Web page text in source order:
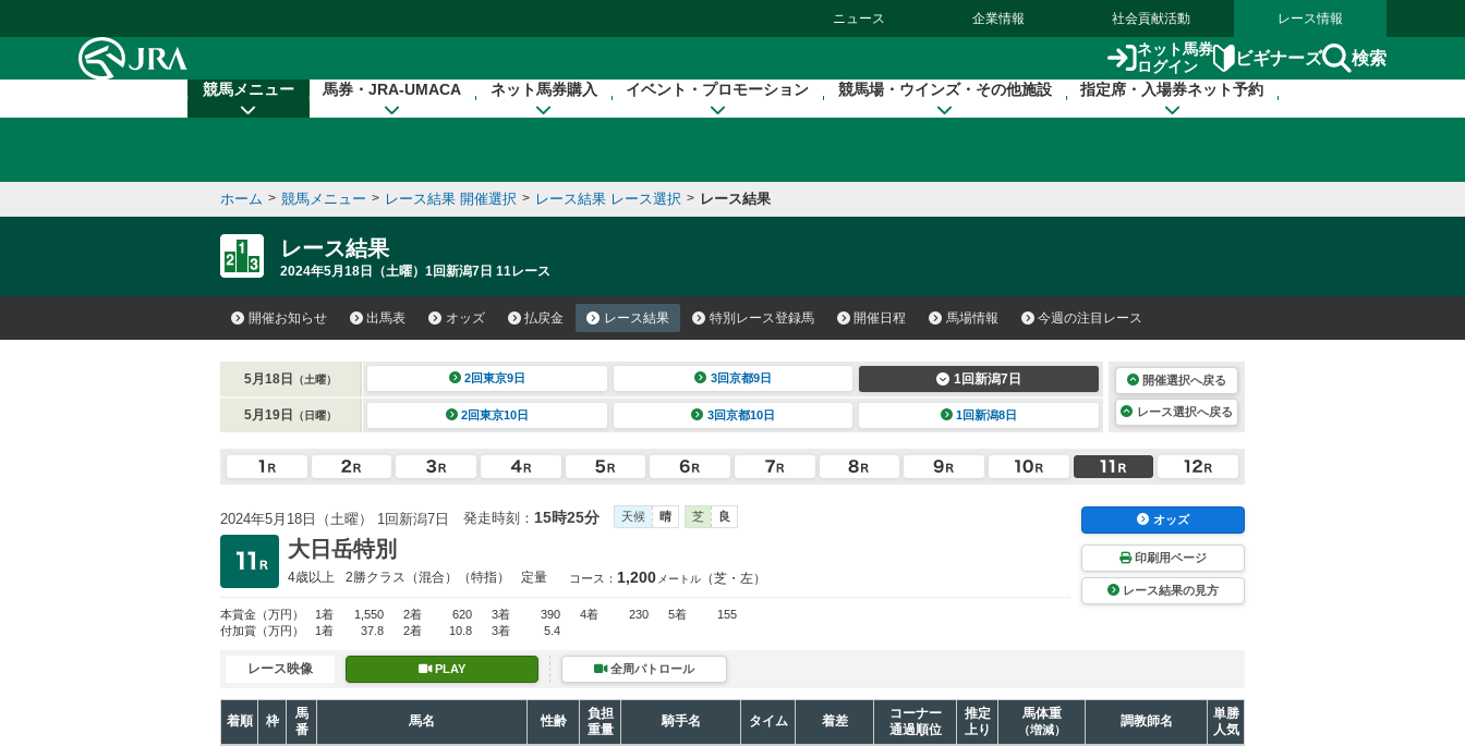
ニュース 企業情報 社会貢献活動 レース情報
ネット馬券
ログイン
ビギナーズ 検索
競馬メニュー 馬券・JRA-UMACA ネット馬券購入 イベント・プロモーション 競馬場・ウインズ・その他施設 指定席・入場券ネット予約
ホーム > 競馬メニュー > レース結果 開催選択 > レース結果 レース選択 > レース結果
レース結果
2024年5月18日（土曜）1回新潟7日 11レース
開催お知らせ 出馬表 オッズ 払戻金 レース結果 特別レース登録馬 開催日程 馬場情報 今週の注目レース
5月18日 （土曜） 2回東京9日 3回京都9日 1回新潟7日
5月19日 （日曜） 2回東京10日 3回京都10日 1回新潟8日
開催選択へ戻る
レース選択へ戻る
2024年5月18日（土曜） 1回新潟7日 発走時刻： 15時25分 天候 晴 芝 良
大日岳特別
4歳以上 2勝クラス （混合）（特指） 定量 コース： 1,200 メートル （芝・左）
本賞金 （万円） 1着 1,550 2着 620 3着 390 4着 230 5着
155
付加賞 （万円） 1着 37.8 2着 10.8 3着 5.4
オッズ
印刷用ページ
レース結果の見方
レース映像 PLAY 全周パトロール
着順 枠
馬
番
馬名 性齢
負担
重量
騎手名 タイム 着差
コーナー
通過順位
推定
上り
馬体重
（増減）
調教師名
単勝
人気